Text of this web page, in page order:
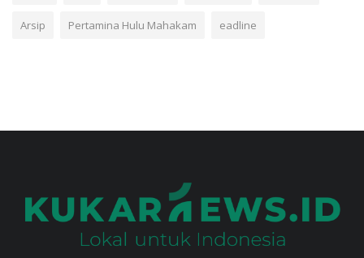
Arsip Pertamina Hulu Mahakam eadline